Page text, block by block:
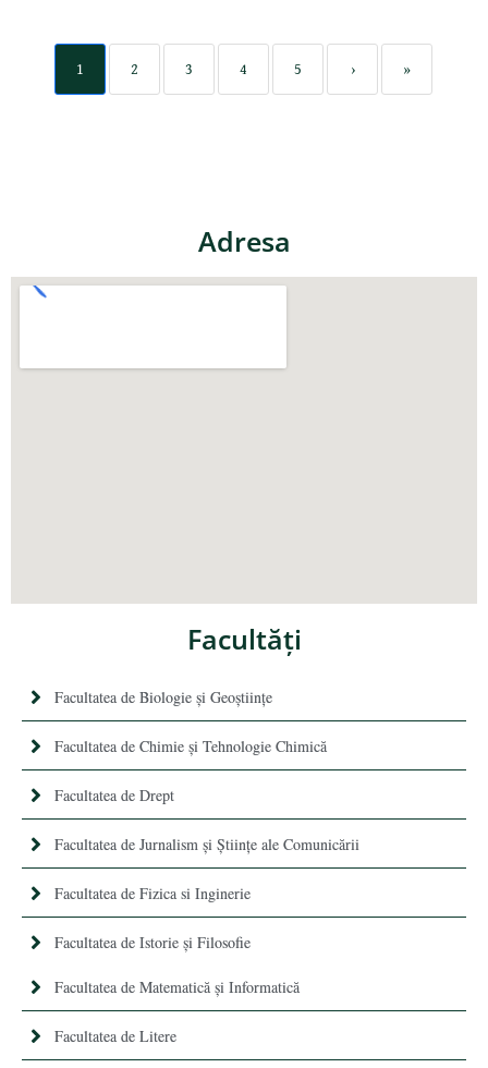
1 2 3 4 5 › »
Adresa
Facultăţi
Facultatea de Biologie și Geoștiințe
Facultatea de Chimie şi Tehnologie Chimică
Facultatea de Drept
Facultatea de Jurnalism şi Ştiinţe ale Comunicării
Facultatea de Fizica si Inginerie
Facultatea de Istorie şi Filosofie
Facultatea de Matematică şi Informatică
Facultatea de Litere